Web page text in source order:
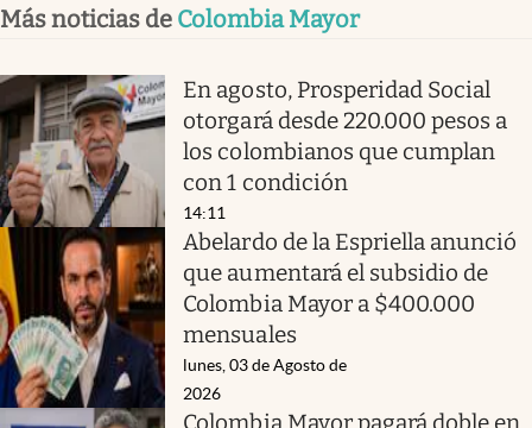
Más noticias de Colombia Mayor
En agosto, Prosperidad Social
otorgará desde 220.000 pesos a
los colombianos que cumplan
con 1 condición
14:11
Abelardo de la Espriella anunció
que aumentará el subsidio de
Colombia Mayor a $400.000
mensuales
lunes, 03 de Agosto de
2026
Colombia Mayor pagará doble en